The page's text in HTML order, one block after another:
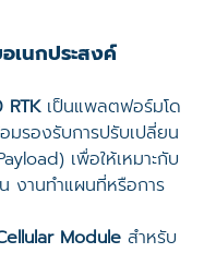
เนกประสงค์
เป็นแพลตฟอร์มโด
มรองรับการปรับเปลี่ยน
เพื่อให้เหมาะกับ
งานทำแผนที่หรือการ
Module สำหรับ